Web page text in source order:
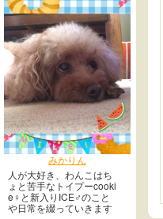
みかりん
人が大好き、わんこはち
ょと苦手なトイプーcooki
e♀︎と新入りICE♂︎のこと
や日常を綴っていきます